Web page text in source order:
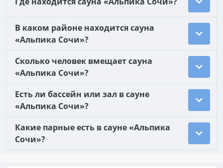
В каком районе находится сауна
«Альпика Сочи»?
Сколько человек вмещает сауна
«Альпика Сочи»?
Есть ли бассейн или зал в сауне
«Альпика Сочи»?
Какие парные есть в сауне «Альпика
Сочи»?